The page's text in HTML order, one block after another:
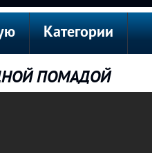
Категории
ПОМАДОЙ